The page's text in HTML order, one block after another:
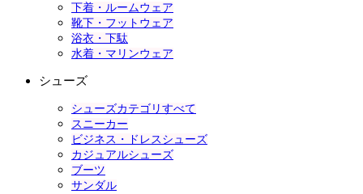
下着・ルームウェア
靴下・フットウェア
浴衣・下駄
水着・マリンウェア
シューズ
シューズカテゴリすべて
スニーカー
ビジネス・ドレスシューズ
カジュアルシューズ
ブーツ
サンダル